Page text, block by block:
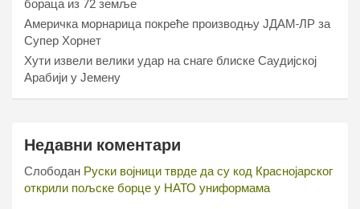
бораца из 72 земље
Америчка морнарица покреће производњу ЈДАМ-ЛР за
Супер Хорнет
Хути извели велики удар на снаге блиске Саудијској
Арабији у Јемену
Недавни коментари
Слободан Руски војници тврде да су код Краснојарског
открили пољске борце у НАТО униформама